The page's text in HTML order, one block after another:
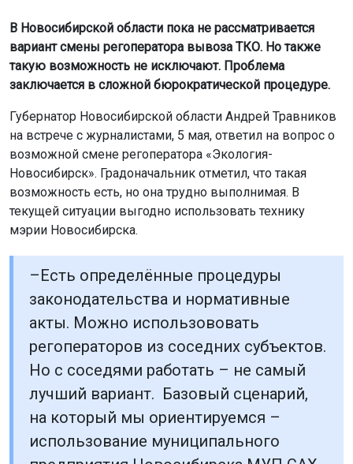
В Новосибирской области пока не рассматривается
вариант смены регоператора вывоза ТКО. Но также
такую возможность не исключают. Проблема
заключается в сложной бюрократической процедуре.
Губернатор Новосибирской области Андрей Травников
на встрече с журналистами, 5 мая, ответил на вопрос о
возможной смене регоператора «Экология-
Новосибирск». Градоначальник отметил, что такая
возможность есть, но она трудно выполнимая. В
текущей ситуации выгодно использовать технику
мэрии Новосибирска.
–Есть определённые процедуры
законодательства и нормативные
акты. Можно использововать
регоператоров из соседних субъектов.
Но с соседями работать – не самый
лучший вариант. Базовый сценарий,
на который мы ориентируемся –
использование муниципального